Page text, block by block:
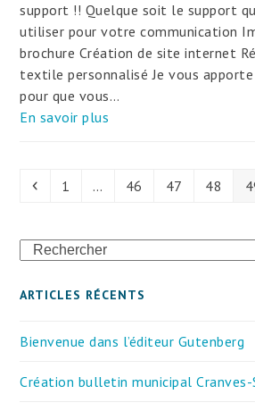
support !! Quelque soit le support
utiliser pour votre communication
brochure Création de site internet
textile personnalisé Je vous
pour que vous…
En savoir plus
Précédent
Page
1 … Page
46 Page
47 Page
48
Search
ARTICLES RÉCENTS
Bienvenue dans l’éditeur Gutenberg
Création bulletin municipal Cranves-